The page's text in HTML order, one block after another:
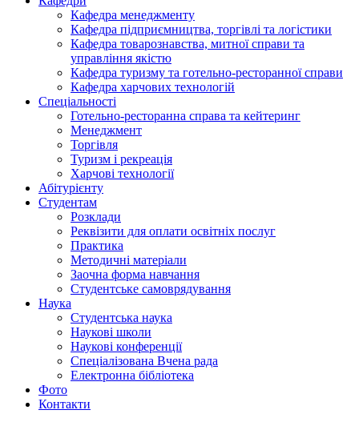
Кафедра менеджменту
Кафедра підприємництва, торгівлі та логістики
Кафедра товарознавства, митної справи та
управління якістю
Кафедра туризму та готельно-ресторанної справи
Кафедра харчових технологій
Спеціальності
Готельно-ресторанна справа та кейтеринг
Менеджмент
Торгівля
Туризм і рекреація
Харчові технології
Абітурієнту
Студентам
Розклади
Реквізити для оплати освітніх послуг
Практика
Методичні матеріали
Заочна форма навчання
Студентське самоврядування
Наука
Студентська наука
Наукові школи
Наукові конференції
Спеціалізована Вчена рада
Електронна бібліотека
Фото
Контакти